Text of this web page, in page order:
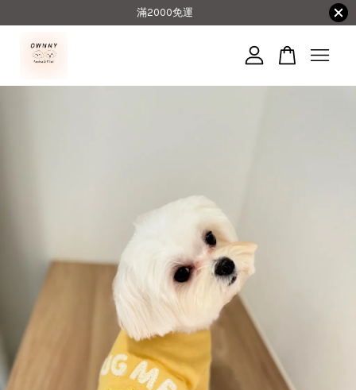
滿2000免運
您的購物車目前還是空的。